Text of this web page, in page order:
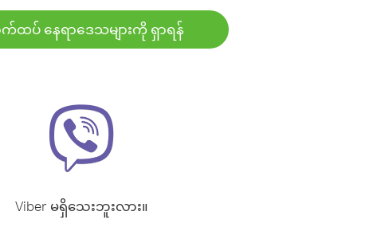
က်ထပ် နေရာဒေသများကို ရှာရန်
Viber မရှိသေးဘူးလား။